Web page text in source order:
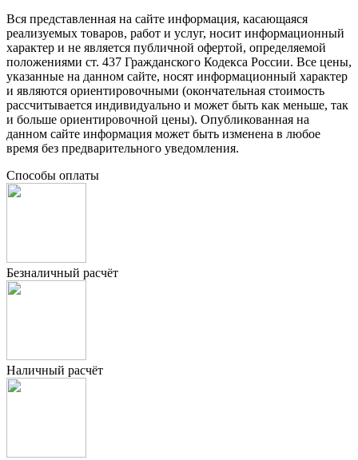
Вся представленная на сайте информация, касающаяся
реализуемых товаров, работ и услуг, носит информационный
характер и не является публичной офертой, определяемой
положениями ст. 437 Гражданского Кодекса России. Все цены,
указанные на данном сайте, носят информационный характер
и являются ориентировочными (окончательная стоимость
рассчитывается индивидуально и может быть как меньше, так
и больше ориентировочной цены). Опубликованная на
данном сайте информация может быть изменена в любое
время без предварительного уведомления.
Способы оплаты
Безналичный расчёт
Наличный расчёт